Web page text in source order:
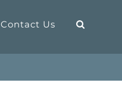
Contact Us